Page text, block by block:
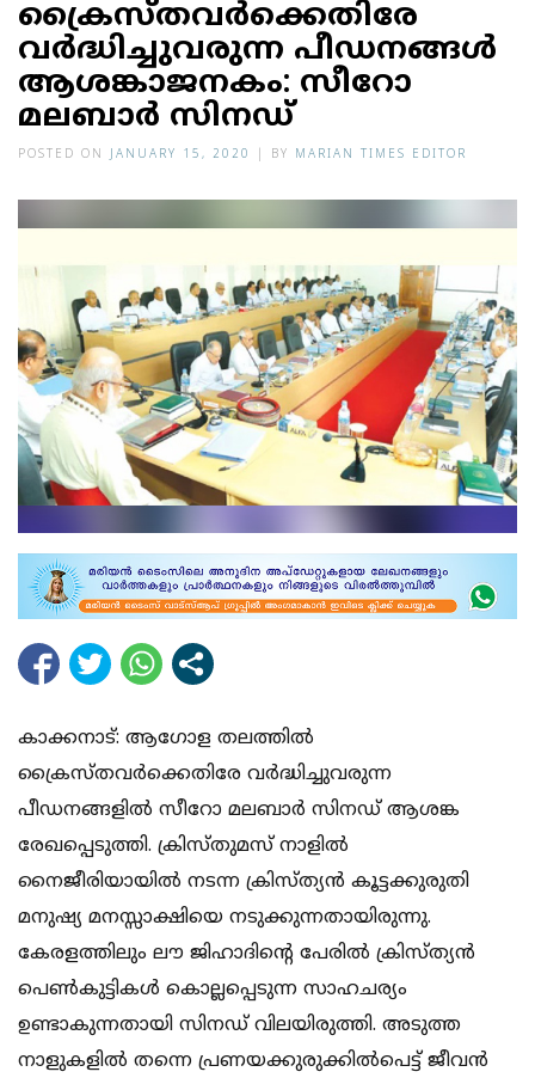
ക്രൈസ്തവർക്കെതിരേ
വർദ്ധിച്ചുവരുന്ന പീഡനങ്ങൾ
ആശങ്കാജനകം: സീറോ
മലബാർ സിനഡ്
POSTED ON JANUARY 15, 2020 BY MARIAN TIMES EDITOR
കാക്കനാട്: ആ​ഗോള തലത്തിൽ
ക്രൈസ്തവർക്കെതിരേ വർദ്ധിച്ചുവരുന്ന
പീഡനങ്ങളിൽ സീറോ മലബാർ സിനഡ് ആശങ്ക
രേഖപ്പെടുത്തി. ക്രിസ്തുമസ് നാളിൽ
നൈജീരിയായിൽ നടന്ന ക്രിസ്ത്യൻ കൂട്ടക്കുരുതി
മനുഷ്യ മനസ്സാക്ഷിയെ നടുക്കുന്നതായിരുന്നു.
കേരളത്തിലും ലൗ ജിഹാദിന്റെ പേരിൽ ക്രിസ്ത്യൻ
പെൺകുട്ടികൾ കൊല്ലപ്പെടുന്ന സാഹചര്യം
ഉണ്ടാകുന്നതായി സിനഡ് വിലയിരുത്തി. അടുത്ത
നാളുകളിൽ തന്നെ പ്രണയക്കുരുക്കിൽപെട്ട് ജീവൻ